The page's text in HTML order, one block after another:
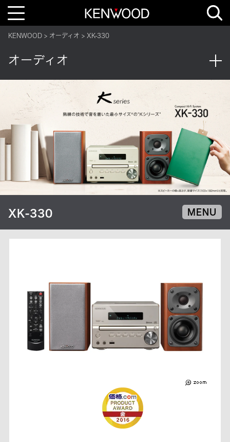
T
l
a
v
g
o
n
KENWOOD オーディオ XK-330
オーディオ
XK-330 MENU